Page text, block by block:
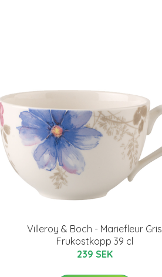
Villeroy & Boch - Mariefleur Gris
Frukostkopp 39 cl
239 SEK